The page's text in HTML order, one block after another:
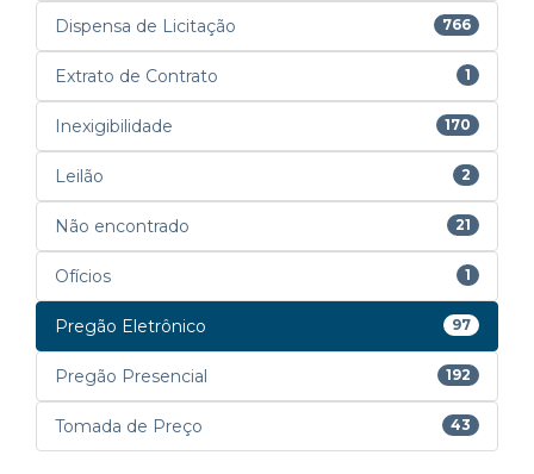
Dispensa de Licitação 766
Extrato de Contrato 1
Inexigibilidade 170
Leilão 2
Não encontrado 21
Ofícios 1
Pregão Eletrônico 97
Pregão Presencial 192
Tomada de Preço 43